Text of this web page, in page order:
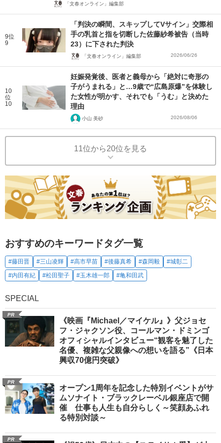
「文春オンライン」編集部
9位
9
「判決の瞬間、スキップしてVサイン」交際相
手の乳首と指を切断した佐藤紗希被告（当時
23）に下された判決
「文春オンライン」編集部 2026/06/26
10
位
10
妊娠発覚後、医者と義母から「絶対に奇形の
子がうまれる」と…9歳で“広島原爆”を体験し
た女性が明かす、それでも「うむ」と決めた
理由
小山 美砂 2026/08/06
11位から20位を見る
おすすめのキーワードタグ一覧
#藤田晋 #三山凌輝 #高市早苗 #後藤真希 #森岡毅
#城彰二
#内田有紀
#松田聖子 #玉木雄一郎 #亀和田武
SPECIAL
PR
《映画『Michael／マイケル』》父ジョセ
フ・ジャクソン役、コールマン・ドミンゴ
オフィシャルインタビュー“観客を魅了した
名優、複雑な父親像への想いを語る”《日本
興収70億円突破》
PR
オープン1周年を記念した特別イベントがサ
ムソナイト・ブラックレーベル銀座店で開
催 仕事も人生も自分らしく～笑顔あふれ
る特別対談～
PR